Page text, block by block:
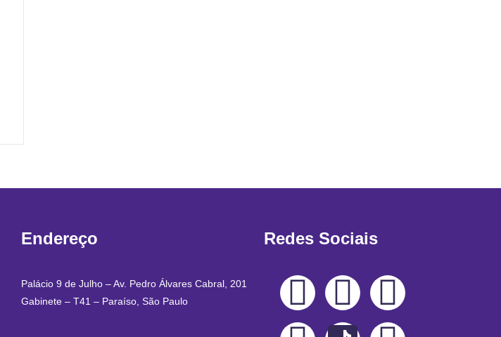
Endereço
Palácio 9 de Julho – Av. Pedro Álvares Cabral, 201
Gabinete – T41 – Paraíso, São Paulo
Redes Sociais